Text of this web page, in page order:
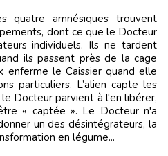
quatre amnésiques trouvent
dont ce que le Docteur
individuels. Ils ne tardent
ils passent près de la cage
enferme le Caissier quand elle
particuliers. L’alien capte les
Docteur parvient à l'en libérer,
« captée ». Le Docteur n'a
un des désintégrateurs, la
en légume...